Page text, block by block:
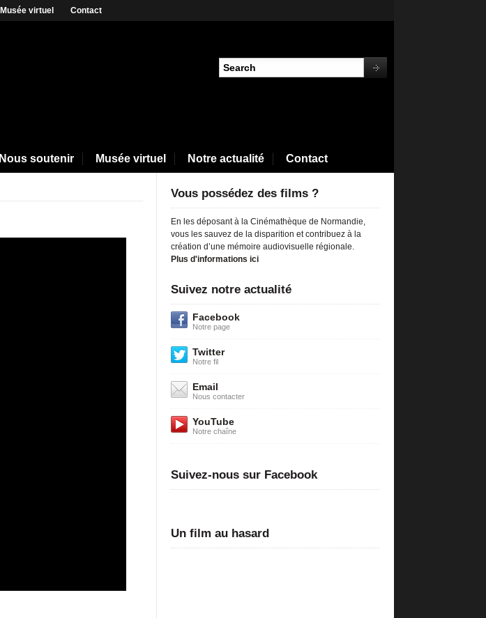
Musée virtuel Contact
Nous soutenir Musée virtuel Notre actualité Contact
Vous possédez des films ?
En les déposant à la Cinémathèque de Normandie,
vous les sauvez de la disparition et contribuez à la
création d’une mémoire audiovisuelle régionale.
Plus d'informations ici
Suivez notre actualité
Facebook
Notre page
Twitter
Notre fil
Email
Nous contacter
YouTube
Notre chaîne
Suivez-nous sur Facebook
Un film au hasard